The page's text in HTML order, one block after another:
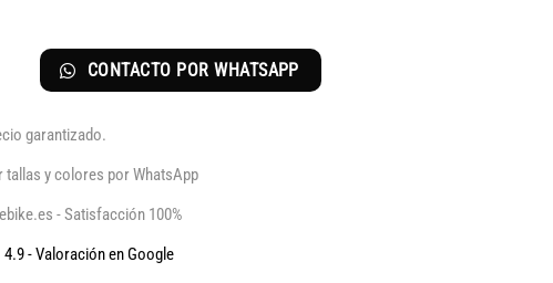
CONTACTO POR WHATSAPP
garantizado.
tallas y colores por WhatsApp
- Satisfacción 100%
4.9 - Valoración en Google